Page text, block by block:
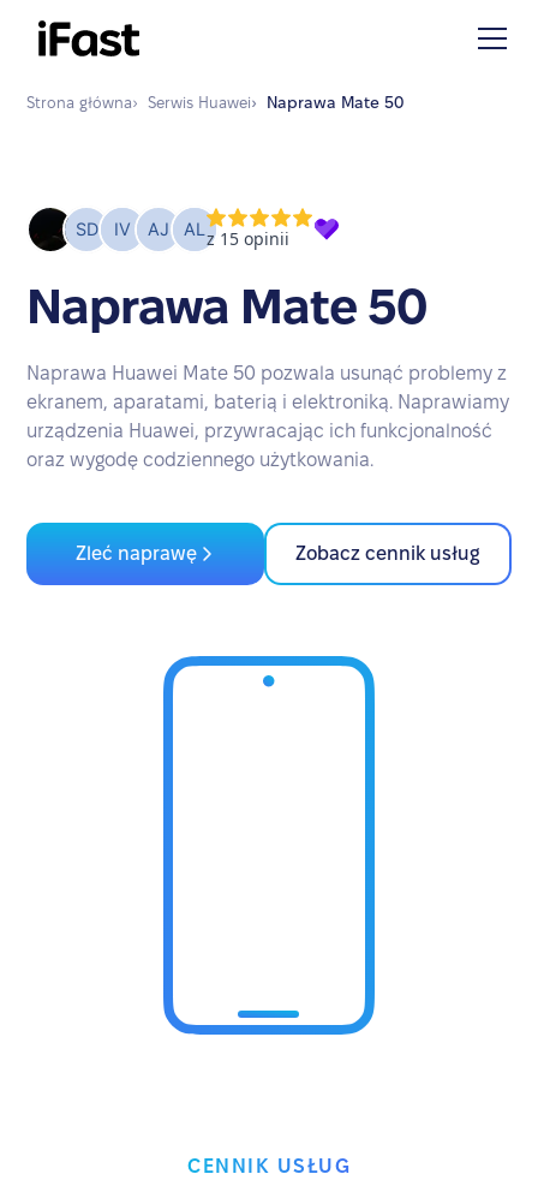
Strona główna› Serwis Huawei› Naprawa Mate 50
Naprawa Mate 50
Naprawa Huawei Mate 50 pozwala usunąć problemy z
ekranem, aparatami, baterią i elektroniką. Naprawiamy
urządzenia Huawei, przywracając ich funkcjonalność
oraz wygodę codziennego użytkowania.
Zleć naprawę Zobacz cennik usług
CENNIK USŁUG